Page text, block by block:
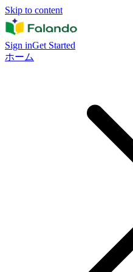
Skip to content
Sign inGet Started
ホーム